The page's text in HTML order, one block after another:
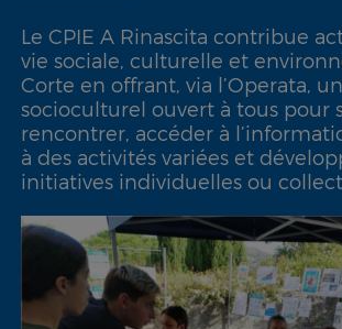
Le CPIE A Rinascita contribue
vie sociale, culturelle et
Corte en offrant, via l’Operata,
socioculturel ouvert à tous pour
rencontrer, accéder à
à des activités variées et
initiatives individuelles ou